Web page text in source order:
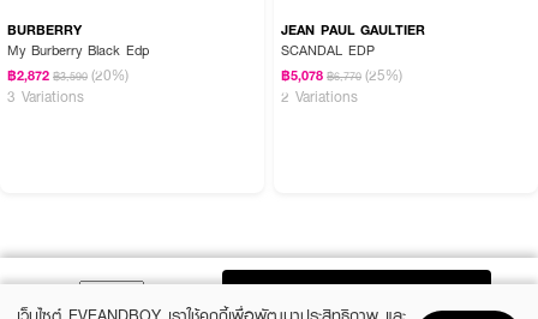
BURBERRY
My Burberry Black Edp
฿2,872 ฿3,590 (20%)
3 Variations
JEAN PAUL GAULTIER
SCANDAL EDP
฿5,078 ฿6,770 (25%)
2 Variations